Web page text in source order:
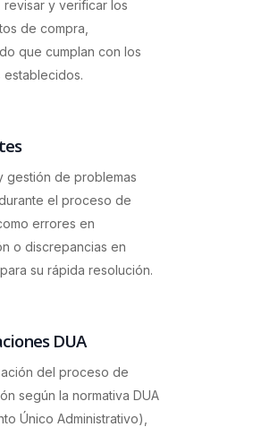
revisar y verificar los
de compra,
que cumplan con los
establecidos.
gestión de problemas
el proceso de
errores en
o discrepancias en
su rápida resolución.
DUA
del proceso de
según la normativa DUA
Único Administrativo),